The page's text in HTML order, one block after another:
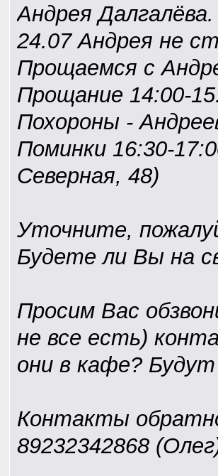
Андрея Далгалёва.
24.07 Андрея не
Прощаемся с
Прощание 14:00-
Похороны -
Поминки 16:30-
Северная, 48)
Уточните,
Будете ли Вы на
Просим Вас
не все есть)
они в кафе?
Контакты
89232342868